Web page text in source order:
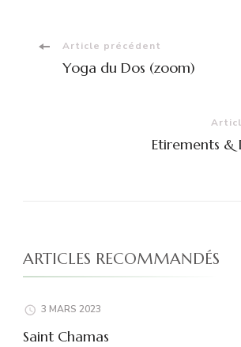
Navigation
Article précédent
Yoga du Dos (zoom)
Etirements &
ARTICLES RECOMMANDÉS
3 MARS 2023
Saint Chamas